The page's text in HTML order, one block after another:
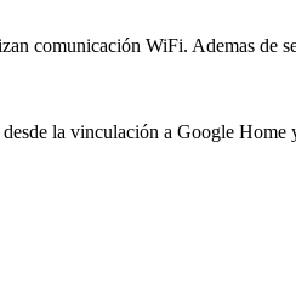
comunicación WiFi. Ademas de
la vinculación a Google Home